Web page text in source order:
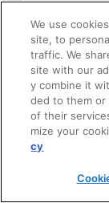
WEB見積・各
交換用部品の
修理・点検
お問い合わせ
We use
site, to
traffic. We
site with our
y combine it
ded to them or
of their
mize your
cy